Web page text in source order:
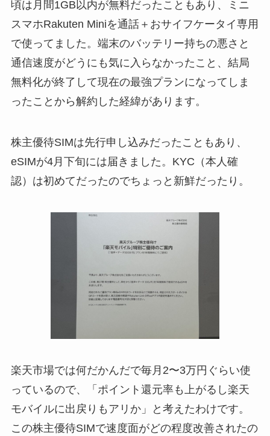
頃は月間1GB以内が無料だったこともあり、ミニ
スマホRakuten Miniを通話＋おサイフケータイ専用
で使ってました。端末のバッテリー持ちの悪さと
通信速度がどうにも気に入らなかったこと、結局
無料化が終了して現在の最強プランになってしま
ったことから解約した経緯があります。
株主優待SIMは先行申し込みだったこともあり、
eSIMが4月下旬には届きました。KYC（本人確
認）は初めてだったのでちょっと新鮮だったり。
楽天市場では何だかんだで毎月2〜3万円ぐらい使
っているので、「ポイント還元率も上がるし楽天
モバイルに出戻りもアリか」と考えたわけです。
この株主優待SIMで速度面がどの程度改善されたの